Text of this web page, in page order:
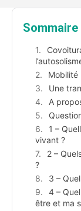
Sommaire
Mobilité
Une
A
1 –
vivant ?
2 –
?
3 –
4 –
être et ma